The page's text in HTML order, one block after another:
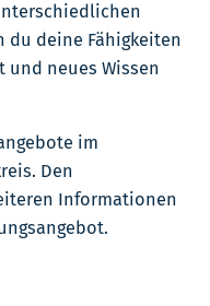
du deine Fähigkeiten
und neues Wissen
im
Den
Informationen